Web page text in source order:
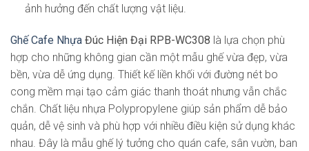
ảnh hưởng đến chất lượng vật liệu.
Ghế Cafe Nhựa Đúc Hiện Đại RPB-WC308 là lựa chọn phù
hợp cho những không gian cần một mẫu ghế vừa đẹp, vừa
bền, vừa dễ ứng dụng. Thiết kế liền khối với đường nét bo
cong mềm mại tạo cảm giác thanh thoát nhưng vẫn chắc
chắn. Chất liệu nhựa Polypropylene giúp sản phẩm dễ bảo
quản, dễ vệ sinh và phù hợp với nhiều điều kiện sử dụng khác
nhau. Đây là mẫu ghế lý tưởng cho quán cafe, sân vườn, ban